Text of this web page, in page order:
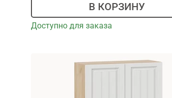
В КОРЗИНУ
Доступно для заказа